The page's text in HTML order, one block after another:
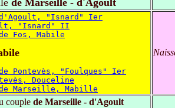
de Marseille - d'Agoult
"Isnard" Ier
"Isnard" II
Fos, Mabile
Pontevès, "Foulques" Ier
Douceline
Marseille, Mabille
couple de Marseille - d'Agoult